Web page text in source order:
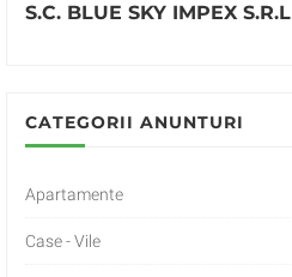
S.C. BLUE SKY IMPEX S.R.L
CATEGORII ANUNTURI
Apartamente
Case - Vile